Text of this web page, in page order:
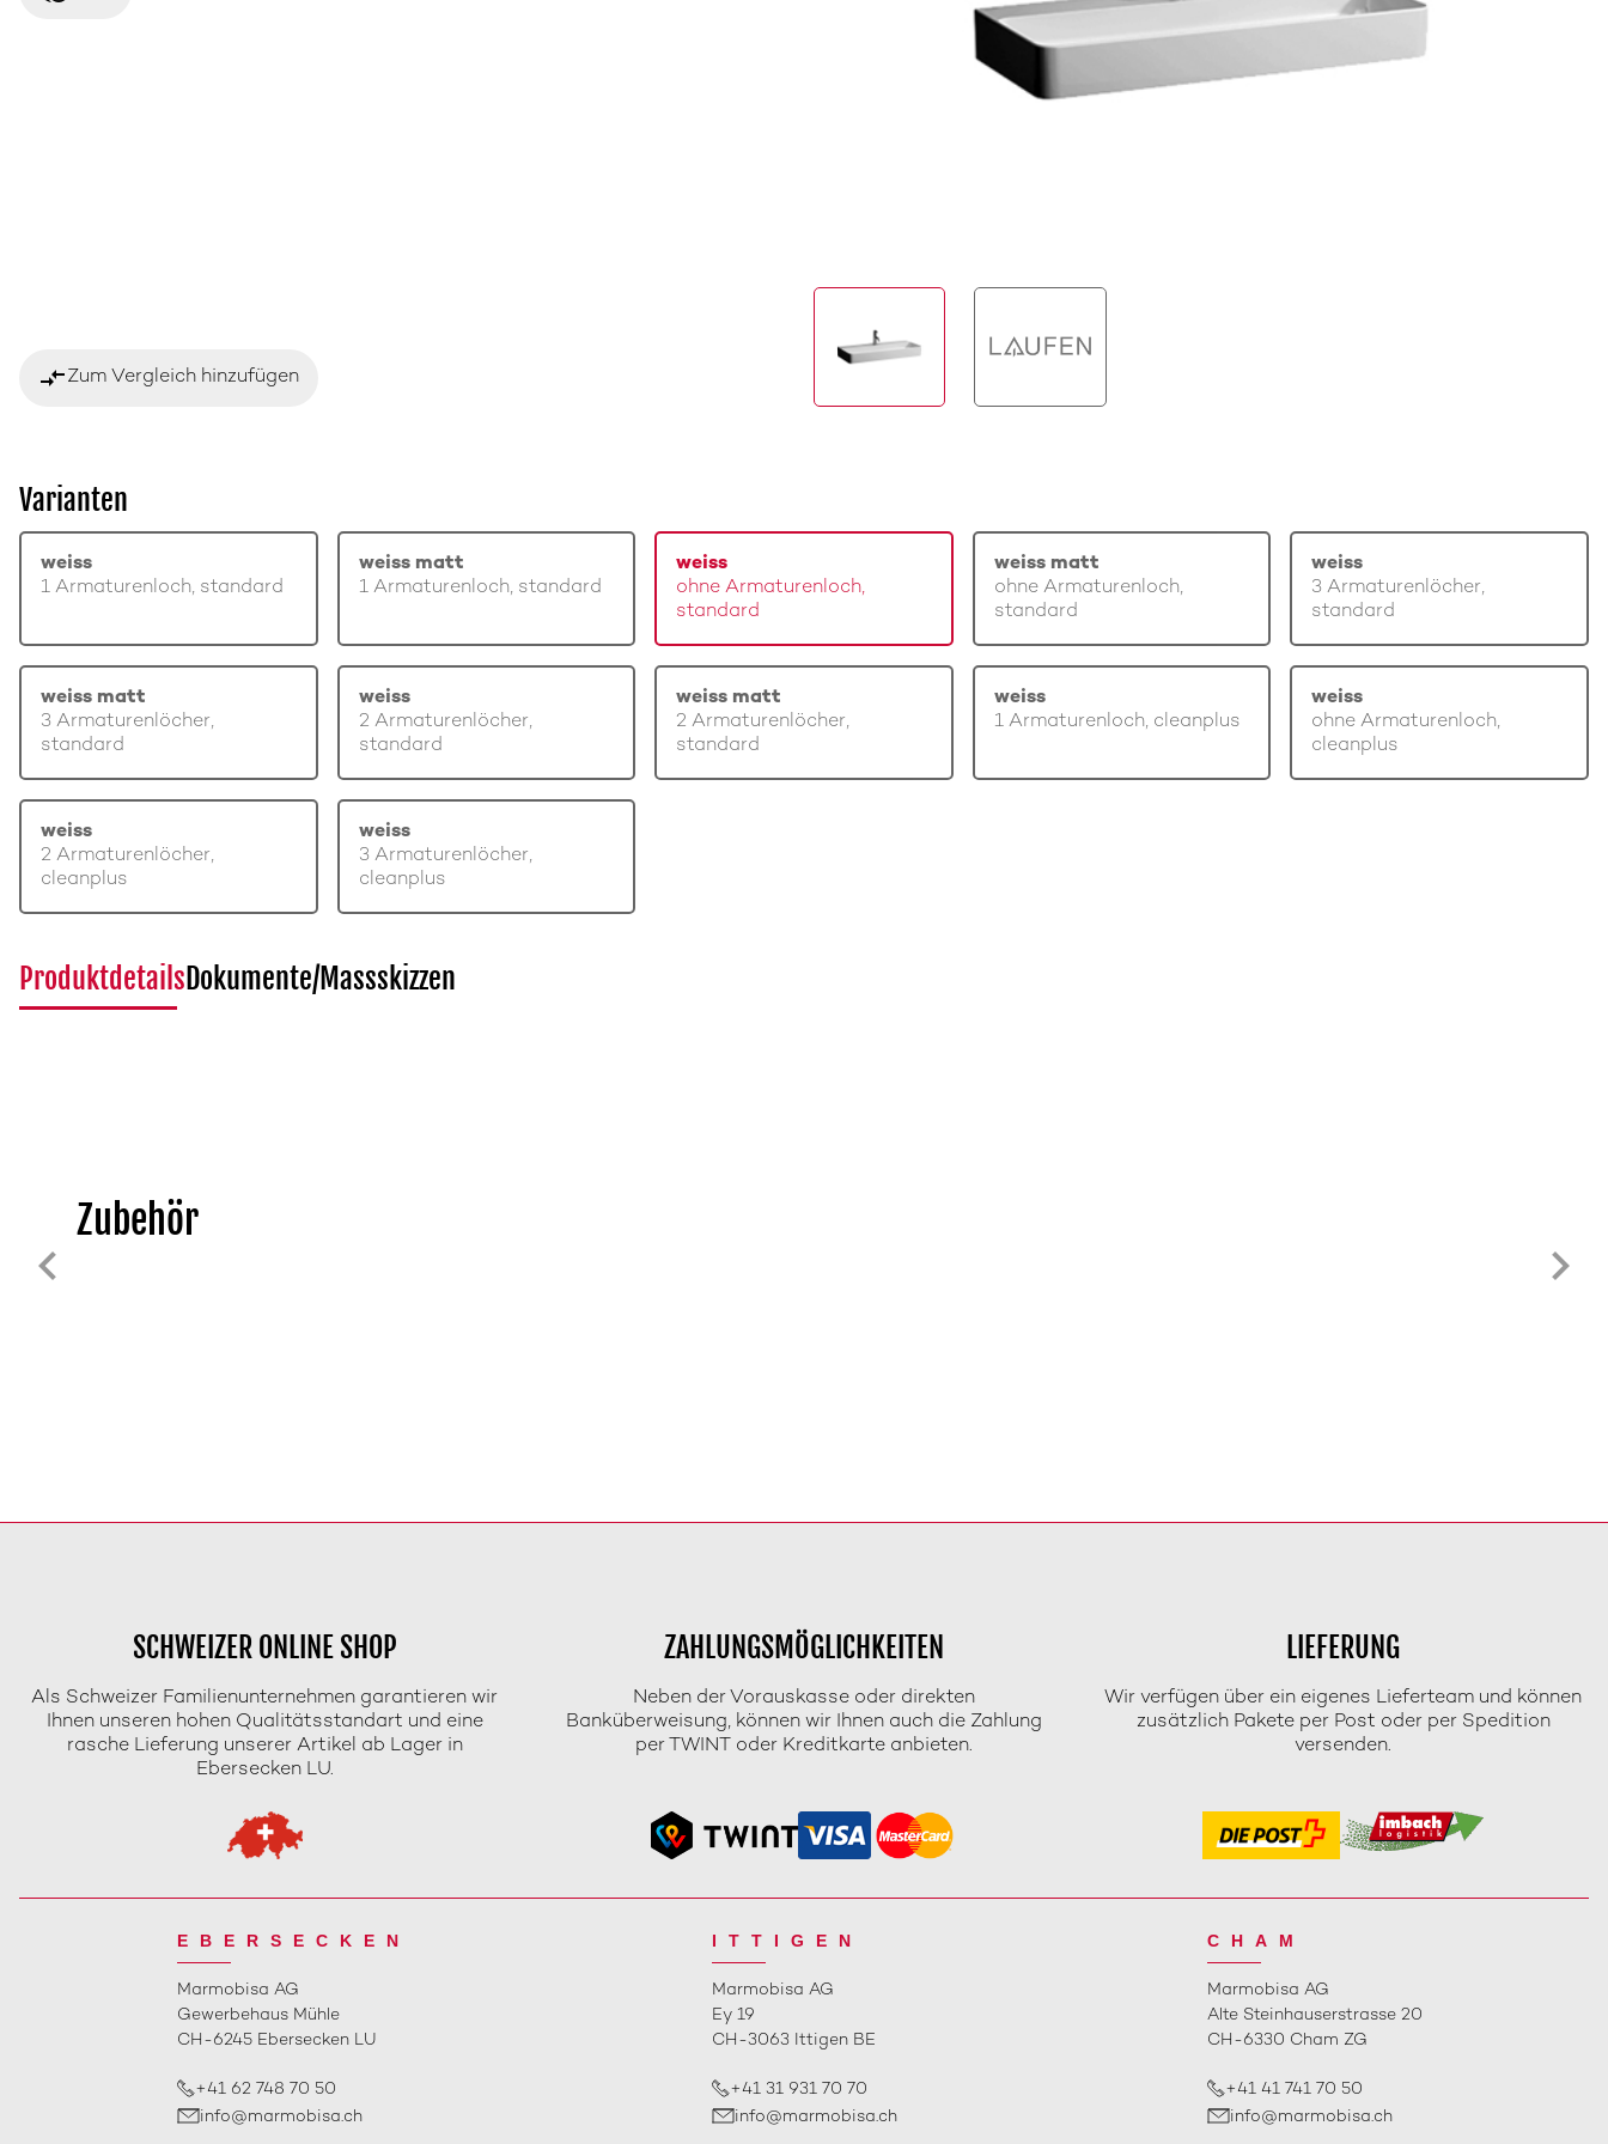
compare_arrowsZum Vergleich hinzufügen
Varianten
weiss
1 Armaturenloch, standard
weiss matt
1 Armaturenloch, standard
weiss
ohne Armaturenloch,
standard
weiss matt
ohne Armaturenloch,
standard
weiss
3 Armaturenlöcher,
standard
weiss matt
3 Armaturenlöcher,
standard
weiss
2 Armaturenlöcher,
standard
weiss matt
2 Armaturenlöcher,
standard
weiss
1 Armaturenloch, cleanplus
weiss
ohne Armaturenloch,
cleanplus
weiss
2 Armaturenlöcher,
cleanplus
weiss
3 Armaturenlöcher,
cleanplus
ProduktdetailsDokumente/Massskizzen
Zubehör
SCHWEIZER ONLINE SHOP
Als Schweizer Familienunternehmen garantieren wir
Ihnen unseren hohen Qualitätsstandart und eine
rasche Lieferung unserer Artikel ab Lager in
Ebersecken LU.
ZAHLUNGSMÖGLICHKEITEN
Neben der Vorauskasse oder direkten
Banküberweisung, können wir Ihnen auch die Zahlung
per TWINT oder Kreditkarte anbieten.
LIEFERUNG
Wir verfügen über ein eigenes Lieferteam und können
zusätzlich Pakete per Post oder per Spedition
versenden.
EBERSECKEN
Marmobisa AG
Gewerbehaus Mühle
CH-6245 Ebersecken LU
+41 62 748 70 50
info@marmobisa.ch
ITTIGEN
Marmobisa AG
Ey 19
CH-3063 Ittigen BE
+41 31 931 70 70
info@marmobisa.ch
CHAM
Marmobisa AG
Alte Steinhauserstrasse 20
CH-6330 Cham ZG
+41 41 741 70 50
info@marmobisa.ch